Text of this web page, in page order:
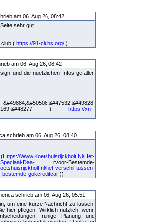
am 06. Aug 26, 08:42
sehr gut.
club ( https://91-clubs.org/ )
am 06. Aug 26, 08:42
und die nuetzlichen Infos gefallen
( https://xn--
schrieb am 06. Aug 26, 08:40
(Https://Www.Koetshuisrijckholt.Nl/Het-
Daa- rvoor-Bestemde-
het-verschil-tussen-
bestemde-gokcreditcar ))
schrieb am 06. Aug 26, 05:51
um eine kurze Nachricht zu lassen.
hier pflegen. Wirklich nützlich, wenn
ruhige Planung und